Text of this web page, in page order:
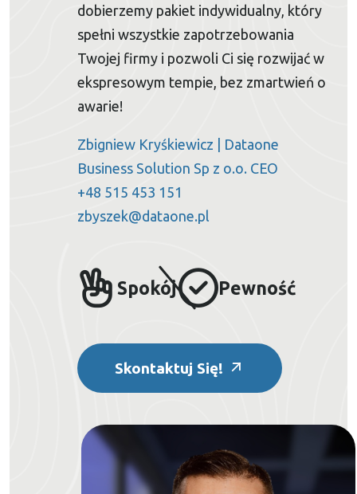
dobierzemy pakiet indywidualny, który
spełni wszystkie zapotrzebowania
Twojej firmy i pozwoli Ci się rozwijać w
ekspresowym tempie, bez zmartwień o
awarie!
Zbigniew Kryśkiewicz | Dataone
Business Solution Sp z o.o. CEO
+48 515 453 151
zbyszek@dataone.pl
Spokój Pewność
Skontaktuj Się!